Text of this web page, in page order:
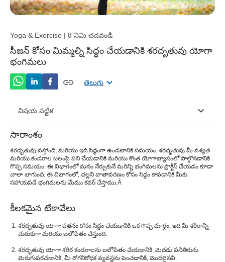
Yoga & Exercise | 8 నిమి చదవండి
సీజన్ కోసం మిమ్మల్ని సిద్ధం చేయడానికి శరదృతువు యోగా
భంగిమలు
తెలుగు
విషయ పట్టిక
కుర్చీ పోజ్
ప్లాంక్ పోజ్
ఒంటె పోజ్
అర్ధ చంద్రుడు
సారాంశం
శరదృతువు వస్తోంది, మరియు ఇది సిద్ధంగా ఉండటానికి సమయం. శరదృతువు మీ వశ్యత
మరియు కండరాల బలంపై పని చేయడానికి మరియు కొంత యోగాభ్యాసంలో పాల్గొనడానికి
గొప్ప సమయం. ఈ విభాగంలో మనం నేర్చుకునే మరిన్ని భంగిమలను ప్రాక్టీస్ చేయడం కూడా
చాలా బాగుంది. ఈ విభాగంలో, చల్లని వాతావరణం కోసం సిద్ధం కావడానికి మీకు
సహాయపడే భంగిమలను మేము కవర్ చేస్తాము.Â
కీలకమైన టేకావేలు
శరదృతువు యోగా పతనం కోసం సిద్ధం చేయడానికి ఒక గొప్ప మార్గం, ఇది మీ శరీరాన్ని
చురుకుగా మరియు బలోపేతం చేస్తుంది.
శరదృతువు యోగా శరీర కండరాలను బలోపేతం చేయడానికి, మెదడు పనితీరును
మెరుగుపరచడానికి, మీ రోగనిరోధక వ్యవస్థను పెంచడానికి, మొదలైనవి.